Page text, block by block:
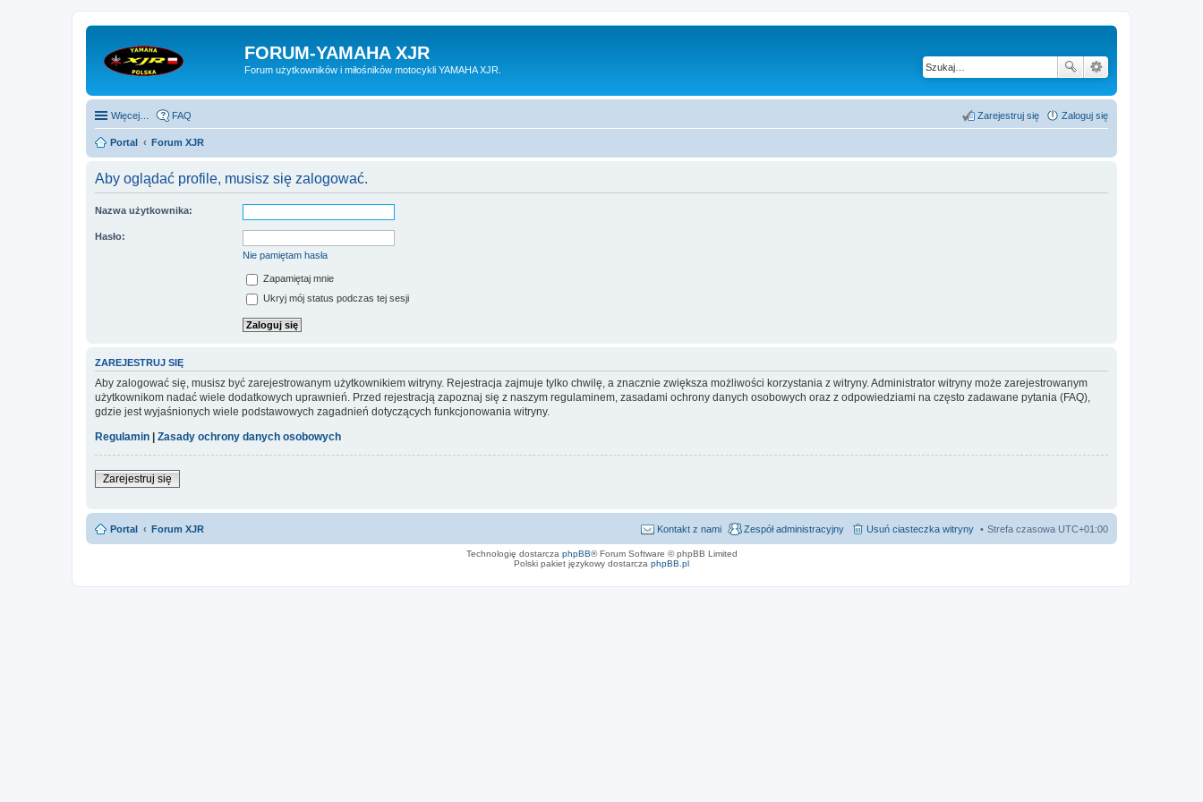
FORUM-YAMAHA XJR
Forum użytkowników i miłośników motocykli YAMAHA XJR.
Więcej… FAQ Zaloguj się
Zarejestruj się
Portal Forum XJR
Aby oglądać profile, musisz się zalogować.
Nazwa użytkownika:
Hasło:
Nie pamiętam hasła
Zapamiętaj mnie
Ukryj mój status podczas tej sesji
ZAREJESTRUJ SIĘ
Aby zalogować się, musisz być zarejestrowanym użytkownikiem witryny. Rejestracja zajmuje tylko chwilę, a znacznie zwiększa możliwości korzystania z witryny. Administrator witryny może zarejestrowanym
użytkownikom nadać wiele dodatkowych uprawnień. Przed rejestracją zapoznaj się z naszym regulaminem, zasadami ochrony danych osobowych oraz z odpowiedziami na często zadawane pytania (FAQ),
gdzie jest wyjaśnionych wiele podstawowych zagadnień dotyczących funkcjonowania witryny.
Regulamin
Zasady ochrony danych osobowych
Zarejestruj się
Portal Forum XJR Strefa czasowa UTC+01:00
Usuń ciasteczka witryny
Zespół administracyjny
Kontakt z nami
Technologię dostarcza phpBB® Forum Software © phpBB Limited
Polski pakiet językowy dostarcza phpBB.pl